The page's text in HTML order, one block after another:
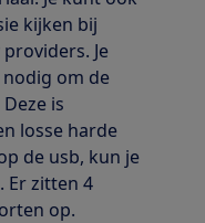
kijken bij
Je
nodig om de
is
losse harde
de usb, kun je
Er zitten 4
op.